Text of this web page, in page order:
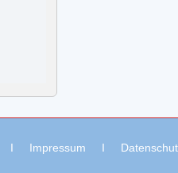
I Impressum I